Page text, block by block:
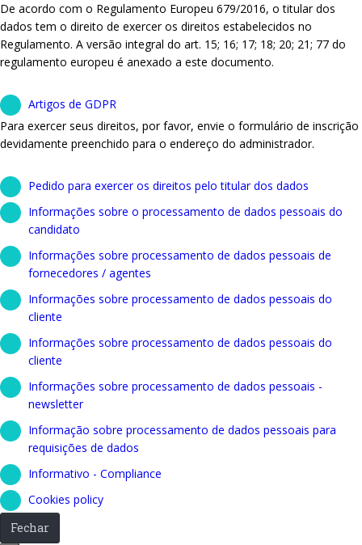
De acordo com o Regulamento Europeu 679/2016, o titular dos
dados tem o direito de exercer os direitos estabelecidos no
Regulamento. A versão integral do art. 15; 16; 17; 18; 20; 21; 77 do
regulamento europeu é anexado a este documento.
Artigos de GDPR
Para exercer seus direitos, por favor, envie o formulário de inscrição
devidamente preenchido para o endereço do administrador.
Pedido para exercer os direitos pelo titular dos dados
Informações sobre o processamento de dados pessoais do
candidato
Informações sobre processamento de dados pessoais de
fornecedores / agentes
Informações sobre processamento de dados pessoais do
cliente
Informações sobre processamento de dados pessoais do
cliente
Informações sobre processamento de dados pessoais -
newsletter
Informação sobre processamento de dados pessoais para
requisições de dados
Informativo - Compliance
Cookies policy
Fechar